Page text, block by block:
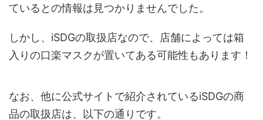
ているとの情報は見つかりませんでした。
しかし、iSDGの取扱店なので、店舗によっては箱
入りの口楽マスクが置いてある可能性もあります！
なお、他に公式サイトで紹介されているiSDGの商
品の取扱店は、以下の通りです。